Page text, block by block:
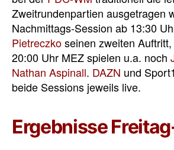
Zweitrundenpartien ausgetragen
Nachmittags-Session ab 13:30
Pietreczkoseinen zweiten
20:00 Uhr MEZ spielen u.a. noch
Nathan Aspinall. DAZN und
beide Sessions jeweils live.
Ergebnisse